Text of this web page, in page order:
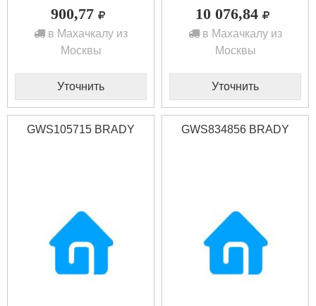
900,77
в Махачкалу из
Москвы
Уточнить
10 076,84
в Махачкалу из
Москвы
Уточнить
GWS105715 BRADY GWS834856 BRADY